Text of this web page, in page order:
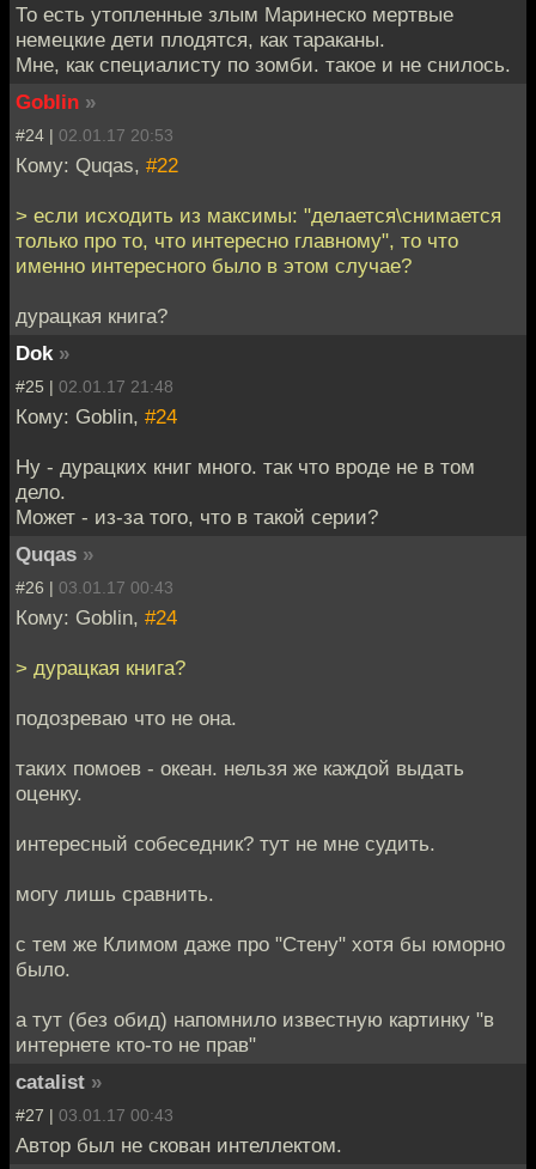
То есть утопленные злым Маринеско мертвые
немецкие дети плодятся, как тараканы.
Мне, как специалисту по зомби. такое и не снилось.
Goblin »
#24 | 02.01.17 20:53
Кому: Quqas, #22
> если исходить из максимы: "делается\снимается
только про то, что интересно главному", то что
именно интересного было в этом случае?
дурацкая книга?
Dok »
#25 | 02.01.17 21:48
Кому: Goblin, #24
Ну - дурацких книг много. так что вроде не в том
дело.
Может - из-за того, что в такой серии?
Quqas »
#26 | 03.01.17 00:43
Кому: Goblin, #24
> дурацкая книга?
подозреваю что не она.
таких помоев - океан. нельзя же каждой выдать
оценку.
интересный собеседник? тут не мне судить.
могу лишь сравнить.
с тем же Климом даже про "Стену" хотя бы юморно
было.
а тут (без обид) напомнило известную картинку "в
интернете кто-то не прав"
catalist »
#27 | 03.01.17 00:43
Автор был не скован интеллектом.